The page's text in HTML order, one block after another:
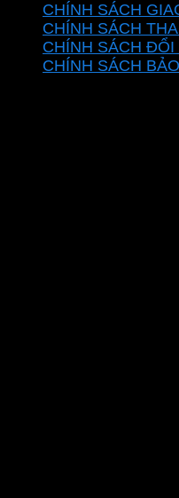
CHÍNH SÁCH
CHÍNH SÁCH
CHÍNH SÁCH ĐỔI
CHÍNH SÁCH